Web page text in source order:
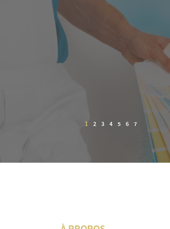
1 2 3 4 5 6 7